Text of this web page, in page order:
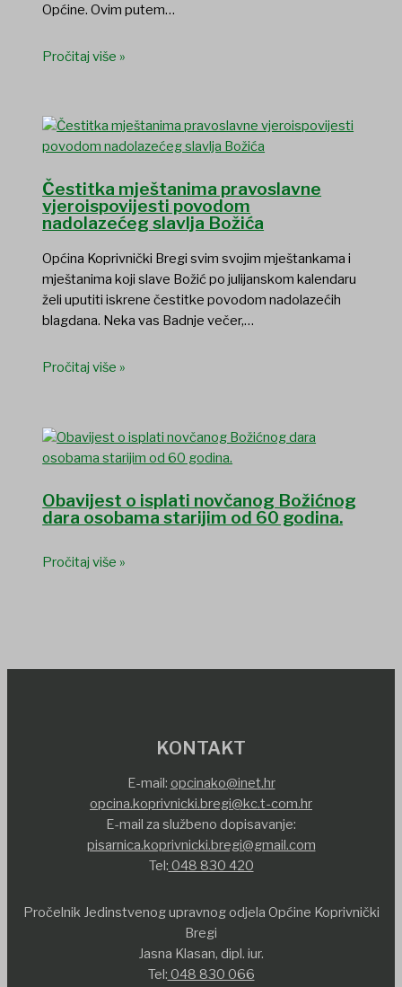
Općine. Ovim putem…
Pročitaj više »
Čestitka mještanima pravoslavne
vjeroispovijesti povodom
nadolazećeg slavlja Božića
Općina Koprivnički Bregi svim svojim mještankama i
mještanima koji slave Božić po julijanskom kalendaru
želi uputiti iskrene čestitke povodom nadolazećih
blagdana. Neka vas Badnje večer,…
Pročitaj više »
Obavijest o isplati novčanog Božićnog
dara osobama starijim od 60 godina.
Pročitaj više »
KONTAKT
E-mail: opcinako@inet.hr
opcina.koprivnicki.bregi@kc.t-com.hr
E-mail za službeno dopisavanje:
pisarnica.koprivnicki.bregi@gmail.com
Tel: 048 830 420
Pročelnik Jedinstvenog upravnog odjela Općine Koprivnički
Bregi
Jasna Klasan, dipl. iur.
Tel: 048 830 066